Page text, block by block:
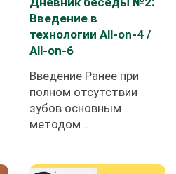
Введение в
технологии All-on-4 /
All-on-6
Введение Ранее при
полном отсутствии
зубов основным
методом ...